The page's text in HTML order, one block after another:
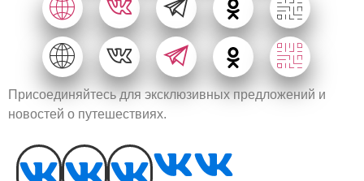
Присоединяйтесь для эксклюзивных предложений и
новостей о путешествиях.